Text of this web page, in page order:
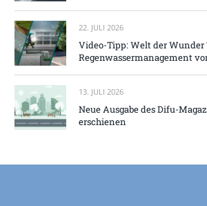
22. JULI 2026
Video-Tipp: Welt der Wunder
Regenwassermanagement
13. JULI 2026
Neue Ausgabe des Difu-
erschienen